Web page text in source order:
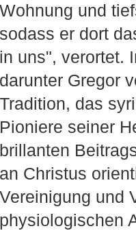
Wohnung und
sodass er dort
in uns", verortet.
darunter Gregor
Tradition, das
Pioniere seiner
brillanten
an Christus
Vereinigung und
physiologischen